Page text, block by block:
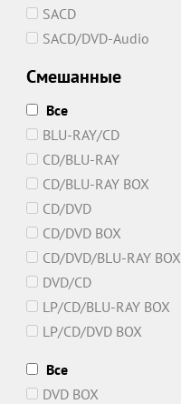
SACD
SACD/DVD-Audio
Смешанные
Все
BLU-RAY/CD
CD/BLU-RAY
CD/BLU-RAY BOX
CD/DVD
CD/DVD BOX
CD/DVD/BLU-RAY BOX
DVD/CD
LP/CD/BLU-RAY BOX
LP/CD/DVD BOX
Все
DVD BOX